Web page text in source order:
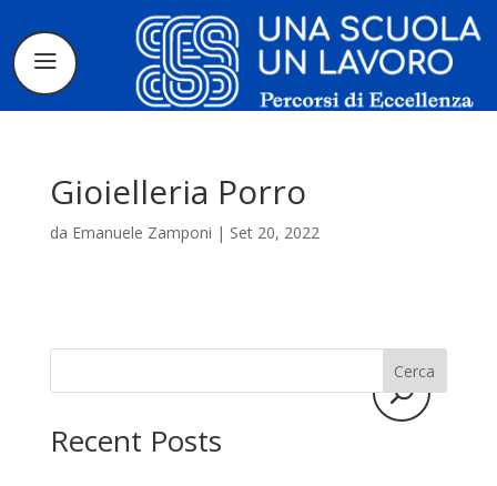
I tirocinanti
Le borse di
Gioielleria Porro
da Emanuele Zamponi | Set 20, 2022
Cerca
Recent Posts